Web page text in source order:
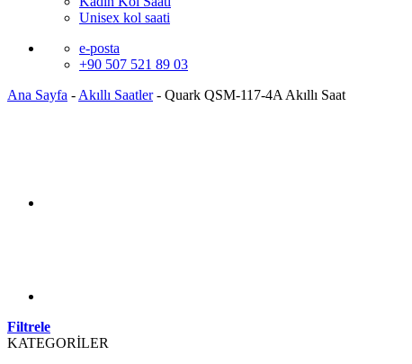
Unisex kol saati
e-posta
+90 507 521 89 03
Ana Sayfa - Akıllı Saatler- Quark QSM-117-4A Akıllı Saat
Filtrele
KATEGORİLER